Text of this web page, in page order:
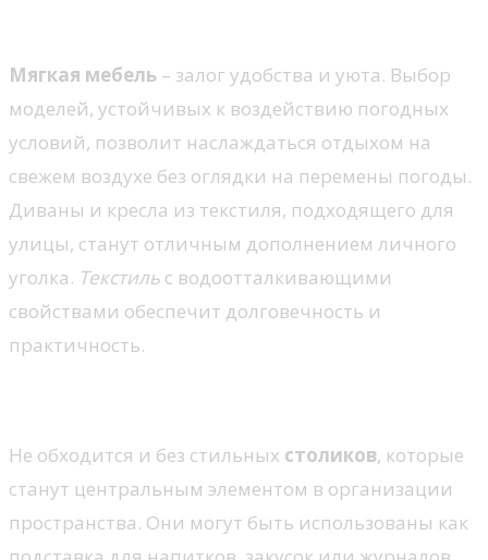
Мягкая мебель – залог удобства и уюта. Выбор
моделей, устойчивых к воздействию погодных
условий, позволит наслаждаться отдыхом на
свежем воздухе без оглядки на перемены погоды.
Диваны и кресла из текстиля, подходящего для
улицы, станут отличным дополнением личного
уголка. Текстиль с водоотталкивающими
свойствами обеспечит долговечность и
практичность.
Не обходится и без стильных столиков, которые
станут центральным элементом в организации
пространства. Они могут быть использованы как